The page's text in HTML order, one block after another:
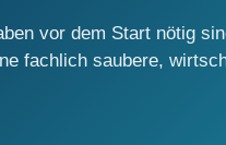
vor dem Start nötig
fachlich saubere,